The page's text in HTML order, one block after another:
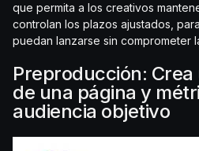
que permita a los creativos
controlan los plazos ajustados,
puedan lanzarse sin comprometer
Preproducción:
de una página y
audiencia objetivo